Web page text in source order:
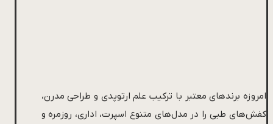
امروزه برندهای معتبر با ترکیب علم ارتوپدی و طراحی مدرن،
کفش‌های طبی را در مدل‌های متنوع اسپرت، اداری، روزمره و